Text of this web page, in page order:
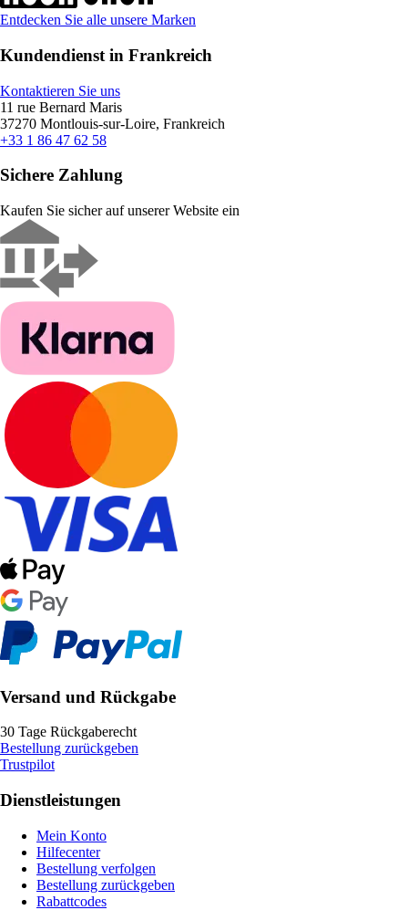
Entdecken Sie alle unsere Marken
Kundendienst in Frankreich
Kontaktieren Sie uns
11 rue Bernard Maris
37270 Montlouis-sur-Loire, Frankreich
+33 1 86 47 62 58
Sichere Zahlung
Kaufen Sie sicher auf unserer Website ein
Versand und Rückgabe
30 Tage Rückgaberecht
Bestellung zurückgeben
Trustpilot
Dienstleistungen
Mein Konto
Hilfecenter
Bestellung verfolgen
Bestellung zurückgeben
Rabattcodes